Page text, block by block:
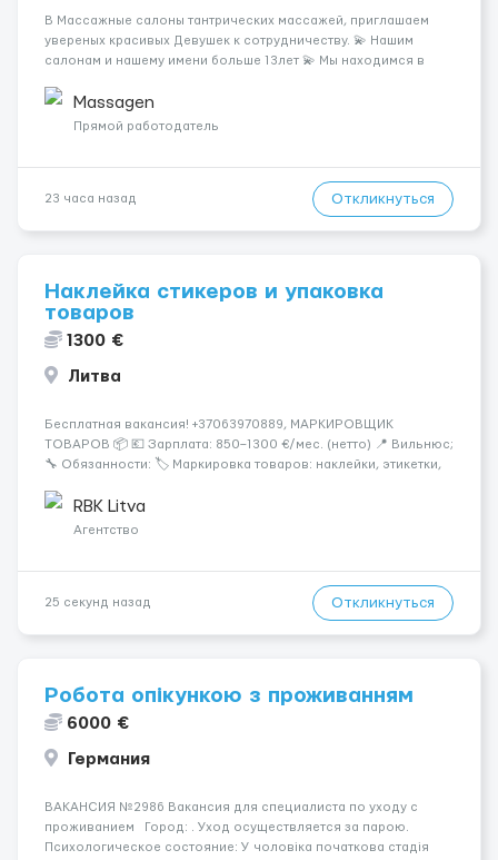
В Массажные салоны тантрических массажей, приглашаем
увереных красивых Девушек к сотрудничеству. 💫 Нашим
салонам и нашему имени больше 13лет 💫 Мы находимся в
заработная плата 💚Мы гарантируем Наличие работы. Поток 💝
incall / Out...
Massagen
Прямой работодатель
23 часа назад Откликнуться
Наклейка стикеров и упаковка
товаров
1300 €
Литва
Бесплатная вакансия! +37063970889, МАРКИРОВЩИК
ТОВАРОВ 📦 💶 Зарплата: 850–1300 €/мес. (нетто) 📍 Вильнюс;
🔧 Обязанности: 🏷️ Маркировка товаров: наклейки, этикетки,
косметика и др. 👨‍🏫 Всему обучаем на месте — опы...
RBK Litva
Агентство
25 секунд назад Откликнуться
Робота опікункою з проживанням
6000 €
Германия
ВАКАНСИЯ №2986 Вакансия для специалиста по уходу с
проживанием Город: . Уход осуществляется за парою.
Психологическое состояние: У чоловіка початкова стадія